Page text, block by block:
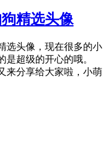
精选头像
选头像，现在很多的小
超级的开心的哦。
来分享给大家啦，小萌